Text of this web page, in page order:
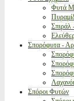
Φυτά
Σπιράλ
Σπορόφυτα -
Σπόροι Φυτών